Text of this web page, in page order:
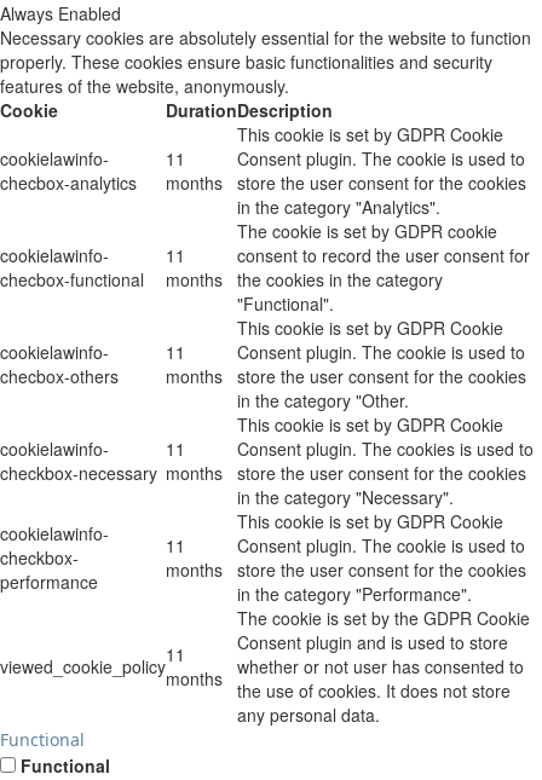
Always Enabled
Necessary cookies are absolutely essential for the website to function
properly. These cookies ensure basic functionalities and security
features of the website, anonymously.
Cookie
DurationDescription
cookielawinfo-
checbox-analytics
11
months
This cookie is set by GDPR Cookie
Consent plugin. The cookie is used to
store the user consent for the cookies
in the category "Analytics".
cookielawinfo-
checbox-functional
11
months
The cookie is set by GDPR cookie
consent to record the user consent for
the cookies in the category
"Functional".
cookielawinfo-
checbox-others
11
months
This cookie is set by GDPR Cookie
Consent plugin. The cookie is used to
store the user consent for the cookies
in the category "Other.
cookielawinfo-
checkbox-necessary
11
months
This cookie is set by GDPR Cookie
Consent plugin. The cookies is used to
store the user consent for the cookies
in the category "Necessary".
cookielawinfo-
checkbox-
performance
11
months
This cookie is set by GDPR Cookie
Consent plugin. The cookie is used to
store the user consent for the cookies
in the category "Performance".
viewed_cookie_policy11
months
The cookie is set by the GDPR Cookie
Consent plugin and is used to store
whether or not user has consented to
the use of cookies. It does not store
any personal data.
Functional
Functional